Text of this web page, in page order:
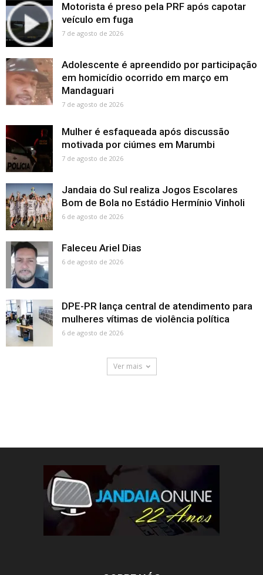
Motorista é preso pela PRF após capotar
veículo em fuga
7 de agosto de 2026
Adolescente é apreendido por participação
em homicídio ocorrido em março em
Mandaguari
7 de agosto de 2026
Mulher é esfaqueada após discussão
motivada por ciúmes em Marumbi
7 de agosto de 2026
Jandaia do Sul realiza Jogos Escolares
Bom de Bola no Estádio Hermínio Vinholi
6 de agosto de 2026
Faleceu Ariel Dias
6 de agosto de 2026
DPE-PR lança central de atendimento para
mulheres vítimas de violência política
6 de agosto de 2026
Ver mais